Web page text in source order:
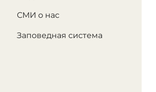
СМИ о нас
Заповедная система